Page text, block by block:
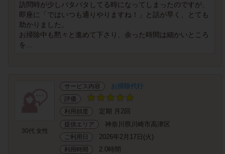
訪問時が少しバタバタしてる時になってしまったのですが、
即座に「ではいつも通りやりますね！」と話が早く、とても
助かりました。
お掃除中も黙々と進めて下さり、余った時間は細かいところ
を...
30代 女性
サービス内容 お掃除代行
評価
利用頻度
定期 月2回
提供エリア 神奈川県川崎市高津区
ご利用日 2026年2月17日(火)
利用時間 2.0時間